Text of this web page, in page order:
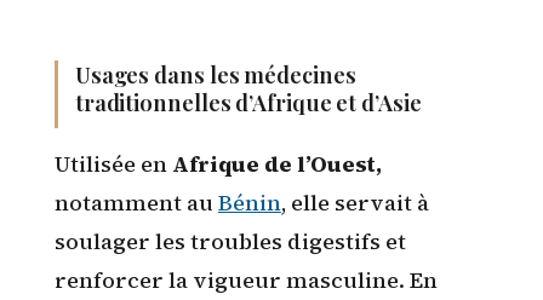
Usages dans les médecines
traditionnelles d’Afrique et d’Asie
Utilisée en Afrique de l’Ouest,
notamment au Bénin, elle servait à
soulager les troubles digestifs et
renforcer la vigueur masculine. En